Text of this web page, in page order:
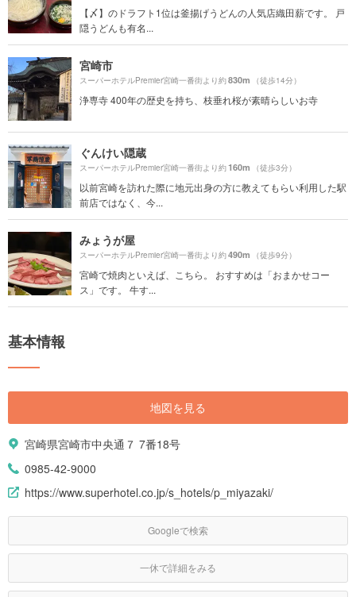
【〆】のドラフト1位は釜揚げうどんの人気店織田薪です。 戸
隠うどんも有名...
宮崎市
スーパーホテルPremier宮崎一番街より約830m （徒歩14分）
浄専寺 400年の歴史を持ち、枝垂れ桜が素晴らしいお寺
ぐんけい隠蔵
スーパーホテルPremier宮崎一番街より約160m （徒歩3分）
以前宮崎を訪れた際に地元出身の方に教えてもらい利用した駅
前店ではなく、今...
みょうが屋
スーパーホテルPremier宮崎一番街より約490m （徒歩9分）
宮崎で焼肉といえば、こちら。 おすすめは「おまかせコー
ス」です。 牛す...
基本情報
地図を見る
宮崎県宮崎市中央通７ 7番18号
0985-42-9000
https://www.superhotel.co.jp/s_hotels/p_miyazaki/
Googleで検索
一休で詳細をみる